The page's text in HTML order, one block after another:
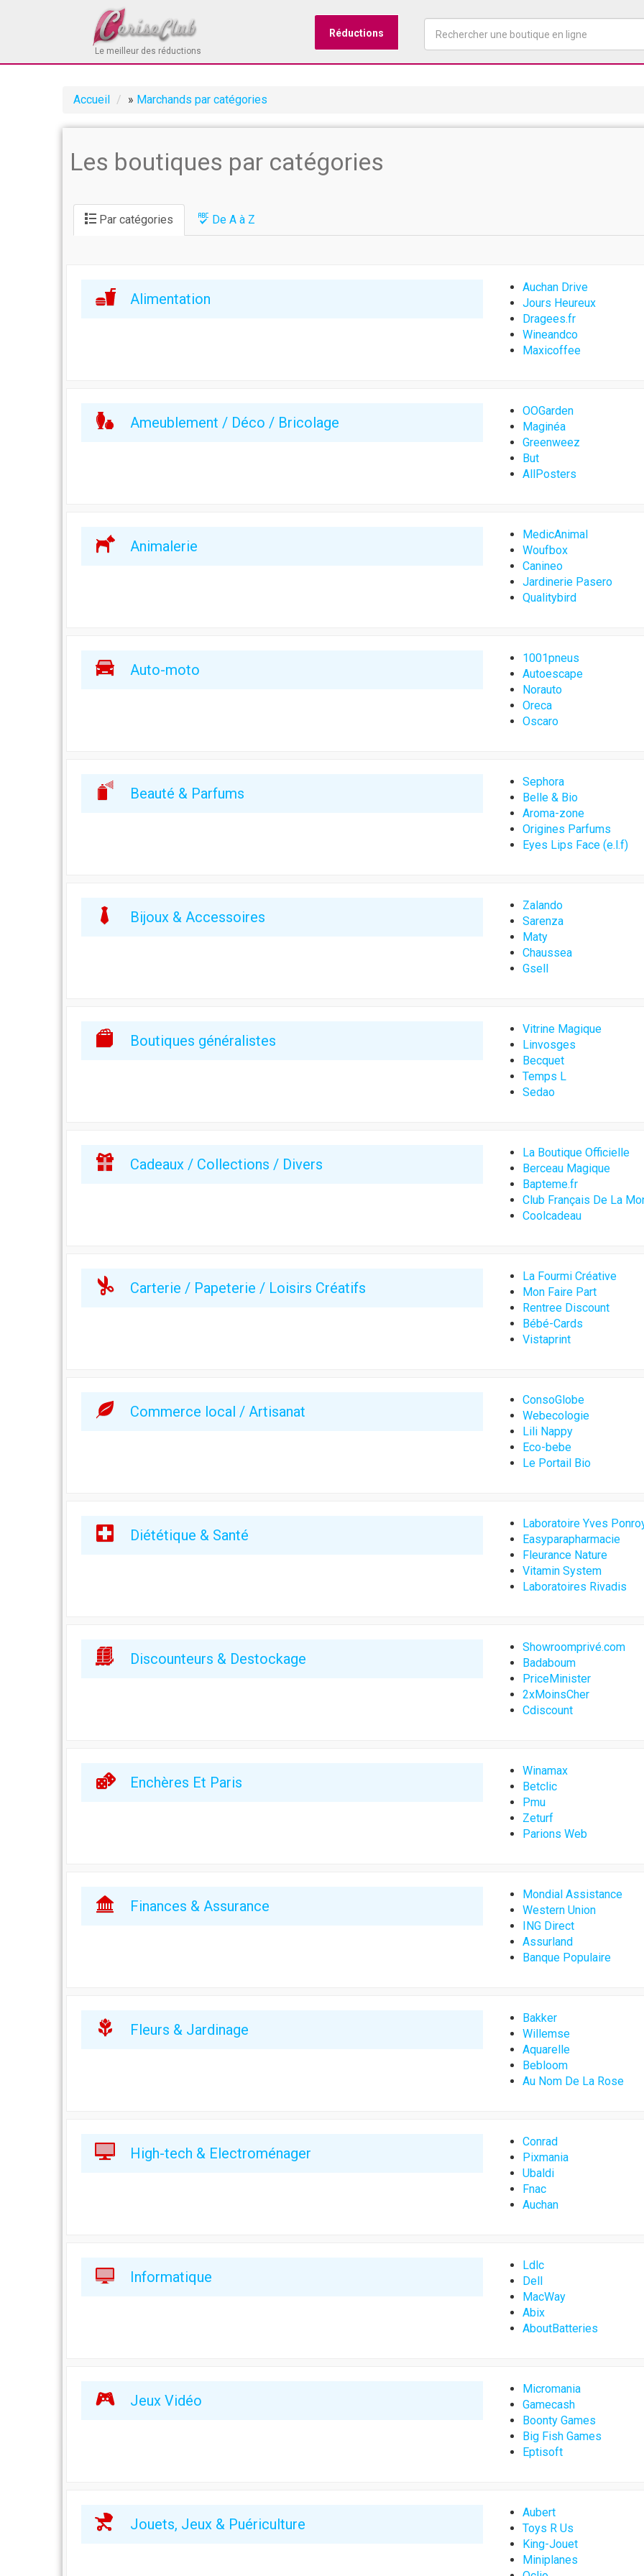
Le meilleur des réductions
Réductions
Accueil » Marchands par catégories
Les boutiques par catégories
Par catégories De A à Z
Alimentation
Auchan Drive
Jours Heureux
Dragees.fr
Wineandco
Maxicoffee
Ameublement / Déco / Bricolage
OOGarden
Maginéa
Greenweez
But
AllPosters
Animalerie
MedicAnimal
Woufbox
Canineo
Jardinerie Pasero
Qualitybird
Auto-moto
1001pneus
Autoescape
Norauto
Oreca
Oscaro
Beauté & Parfums
Sephora
Belle & Bio
Aroma-zone
Origines Parfums
Eyes Lips Face (e.l.f)
Bijoux & Accessoires
Zalando
Sarenza
Maty
Chaussea
Gsell
Boutiques généralistes
Vitrine Magique
Linvosges
Becquet
Temps L
Sedao
Cadeaux / Collections / Divers
La Boutique Officielle
Berceau Magique
Bapteme.fr
Club Français De La
Coolcadeau
Carterie / Papeterie / Loisirs Créatifs
La Fourmi Créative
Mon Faire Part
Rentree Discount
Bébé-Cards
Vistaprint
Commerce local / Artisanat
ConsoGlobe
Webecologie
Lili Nappy
Eco-bebe
Le Portail Bio
Diététique & Santé
Laboratoire Yves
Easyparapharmacie
Fleurance Nature
Vitamin System
Laboratoires Rivadis
Discounteurs & Destockage
Showroomprivé.com
Badaboum
PriceMinister
2xMoinsCher
Cdiscount
Enchères Et Paris
Winamax
Betclic
Pmu
Zeturf
Parions Web
Finances & Assurance
Mondial Assistance
Western Union
ING Direct
Assurland
Banque Populaire
Fleurs & Jardinage
Bakker
Willemse
Aquarelle
Bebloom
Au Nom De La Rose
High-tech & Electroménager
Conrad
Pixmania
Ubaldi
Fnac
Auchan
Informatique
Ldlc
Dell
MacWay
Abix
AboutBatteries
Jeux Vidéo
Micromania
Gamecash
Boonty Games
Big Fish Games
Eptisoft
Jouets, Jeux & Puériculture
Aubert
Toys R Us
King-Jouet
Miniplanes